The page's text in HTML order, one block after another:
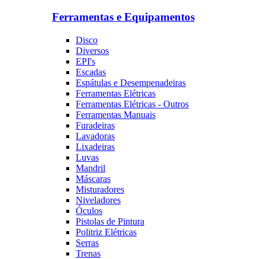
Ferramentas e Equipamentos
Disco
Diversos
EPI's
Escadas
Espátulas e Desempenadeiras
Ferramentas Elétricas
Ferramentas Elétricas - Outros
Ferramentas Manuais
Furadeiras
Lavadoras
Lixadeiras
Luvas
Mandril
Máscaras
Misturadores
Niveladores
Óculos
Pistolas de Pintura
Politriz Elétricas
Serras
Trenas